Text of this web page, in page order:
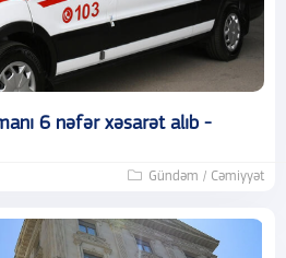
6 nəfər xəsarət alıb -
Gündəm / Cəmiyyət